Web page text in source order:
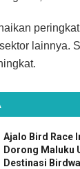
lainnya.
Ajalo Bird Race
Dorong Maluku
Destinasi